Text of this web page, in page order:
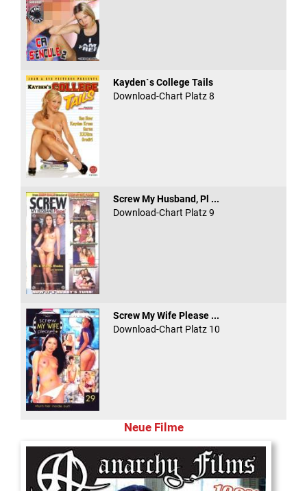
Kayden`s College Tails
Download-Chart Platz 8
Screw My Husband, Pl ...
Download-Chart Platz 9
Screw My Wife Please ...
Download-Chart Platz 10
Neue Filme